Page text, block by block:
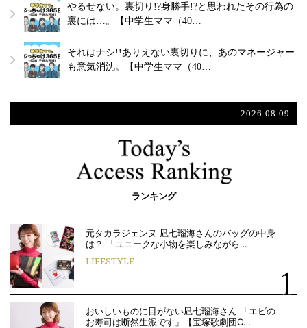
やるせない。裏切り!?身勝手!?と思われたその行為の
裏には…。【中学生ママ（40…
それはナシ!!ありえない裏切りに、あのマネージャー
も意気消沈。【中学生ママ（40…
2026.08.09
ランキング
元タカラジェンヌ 凪七瑠海さんのバッグの中身
は？ 「ユニークな小物を楽しみながら…
LIFESTYLE
おいしいものに目がない凪七瑠海さん 「エビの
お寿司は断然生派です」【宝塚歌劇団O…